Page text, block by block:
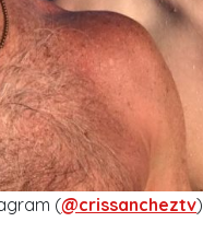
(@crissancheztv)